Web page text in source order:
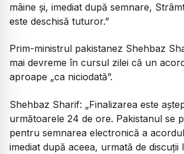
mâine și, imediat după semnare,
este deschisă tuturor.”
Prim-ministrul pakistanez Shehbaz
mai devreme în cursul zilei că un
aproape „ca niciodată”.
Shehbaz Sharif: „Finalizarea este
următoarele 24 de ore. Pakistanul se
pentru semnarea electronică a
imediat după aceea, urmată de discuții